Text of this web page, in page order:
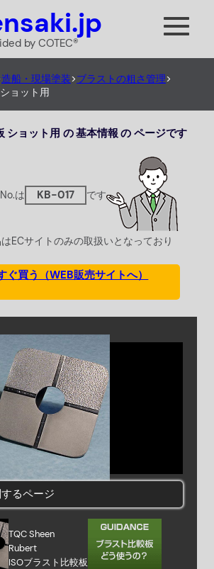
by COTEC®
造船・現場塗装>ブラストの粗さ管理>
ョット用
ショット用 の 基本情報 の ページです
は KB-017 です
ECサイトのみの取扱いとなっており
ぐ買う（WEB販売サイトへ）
るページ
TQC Sheen
Rubert
ISOブラスト比較板